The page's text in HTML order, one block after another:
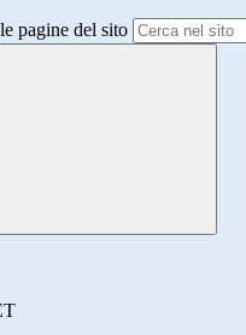
pagine del sito